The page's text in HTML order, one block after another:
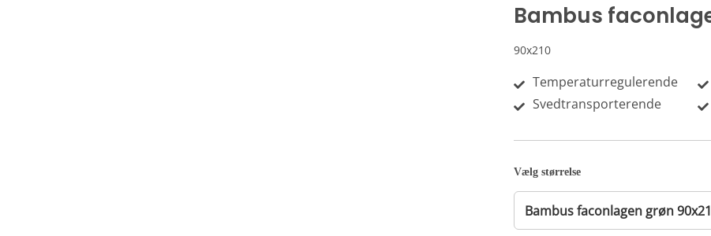
Bambus
90x210
Temperaturregulerende
Svedtransporterende
Vælg størrelse